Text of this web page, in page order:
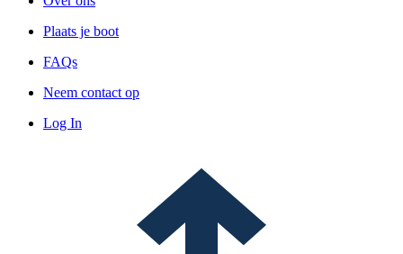
Plaats je boot
FAQs
Neem contact op
Log In